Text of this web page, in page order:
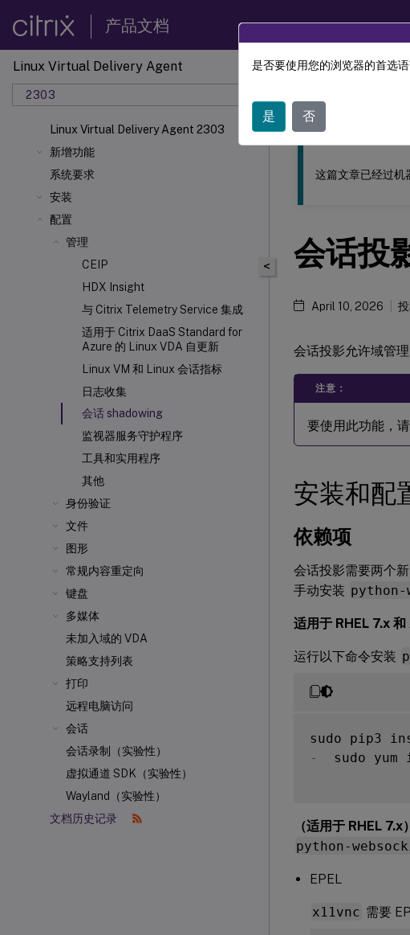
产品文档
Linux Virtual Delivery Agent
2303
Linux Virtual Delivery Agent 2303
新增功能
系统要求
安装
配置
管理
CEIP
HDX Insight
与 Citrix Telemetry Service 集成
适用于 Citrix DaaS Standard for
Azure 的 Linux VDA 自更新
Linux VM 和 Linux 会话指标
日志收集
会话 shadowing
监视器服务守护程序
工具和实用程序
其他
身份验证
文件
图形
常规内容重定向
键盘
多媒体
未加入域的 VDA
策略支持列表
打印
远程电脑访问
会话
会话录制（实验性）
虚拟通道 SDK（实验性）
Wayland（实验性）
文档历史记录
此内容已经过机器动态翻
<
这篇文章已经过机
会话投
April 10, 2026
会话投影允许域管
注意：
要使用此功能，
安装和配
依赖项
会话投影需要两个新
手动安装 python-
适用于 RHEL 7.x
运行以下命令安装
-
sudo yum
（适用于 RHEL 7.x）
python-
EPEL
x11vnc 需要
是否要使用您的浏览器的首选
是 否